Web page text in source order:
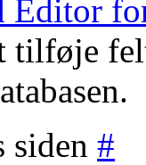
Editor
tilføje
siden #